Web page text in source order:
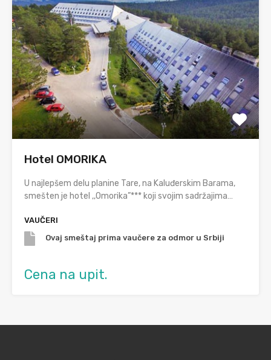
Hotel OMORIKA
U najlepšem delu planine Tare, na Kaluđerskim Barama,
smešten je hotel ,,Omorika”*** koji svojim sadržajima…
VAUČERI
Ovaj smeštaj prima vaučere za odmor u Srbiji
Cena na upit.